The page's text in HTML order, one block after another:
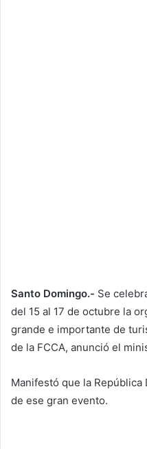
Santo Domingo.- Se
del 15 al 17 de octubre la
grande e importante de
de la FCCA, anunció el
Manifestó que la
de ese gran evento.